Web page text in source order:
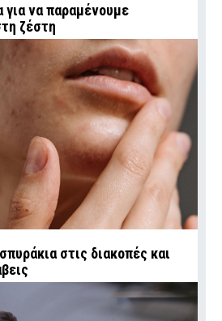
για να παραμένουμε
ζέστη
στις διακοπές και